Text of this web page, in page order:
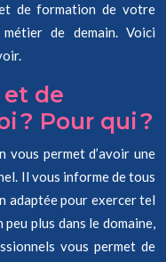
de formation de votre
de demain. Voici
de
? Pour qui ?
vous permet d’avoir une
Il vous informe de tous
adaptée pour exercer tel
plus dans le domaine,
vous permet de